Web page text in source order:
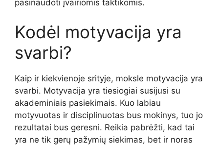
pasinaudoti įvairiomis taktikomis.
Kodėl motyvacija yra
svarbi?
Kaip ir kiekvienoje srityje, moksle motyvacija yra
svarbi. Motyvacija yra tiesiogiai susijusi su
akademiniais pasiekimais. Kuo labiau
motyvuotas ir disciplinuotas bus mokinys, tuo jo
rezultatai bus geresni. Reikia pabrėžti, kad tai
yra ne tik gerų pažymių siekimas, bet ir noras